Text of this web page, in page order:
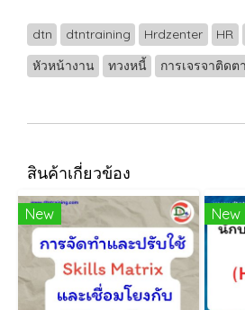
dtn dtntraining Hrdzenter HR
หัวหน้างาน
ทวงหนี้ การเจรจาติดต
สินค้าเกี่ยวข้อง
New New